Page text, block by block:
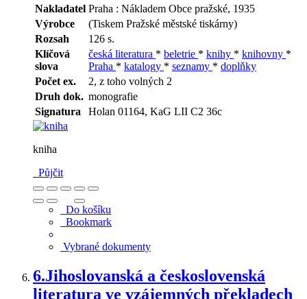
Nakladatel Praha : Nákladem Obce pražské, 1935
Výrobce
(Tiskem Pražské městské tiskárny)
Rozsah
126 s.
Klíčová
slova
česká literatura * beletrie * knihy * knihovny *
Praha * katalogy * seznamy * doplňky
Počet ex.
2, z toho volných 2
Druh dok. monografie
Signatura
Holan 01164, KaG LII C2 36c
kniha
Půjčit
Do košíku
Bookmark
Vybrané dokumenty
6.Jihoslovanská a československá
literatura ve vzájemných překladech